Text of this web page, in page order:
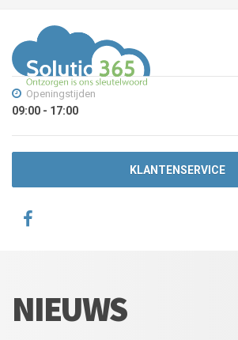
Openingstijden
09:00 - 17:00
KLANTENSERVICE
NIEUWS